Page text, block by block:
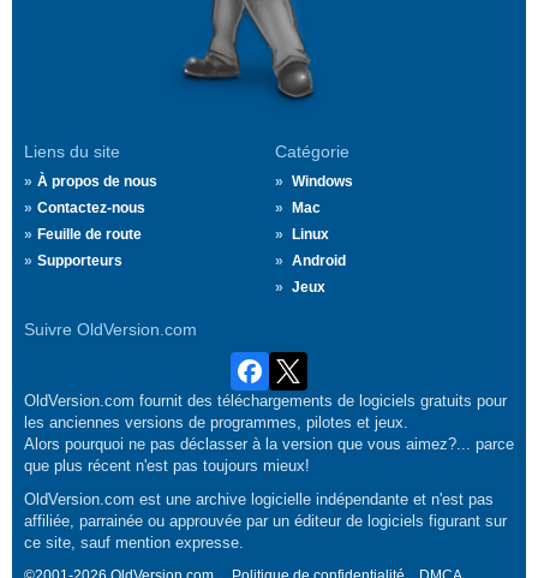
Liens du site
À propos de nous
Contactez-nous
Feuille de route
Supporteurs
Catégorie
Windows
Mac
Linux
Android
Jeux
Suivre OldVersion.com
OldVersion.com fournit des téléchargements de logiciels gratuits pour
les anciennes versions de programmes, pilotes et jeux.
Alors pourquoi ne pas déclasser à la version que vous aimez?... parce
que plus récent n'est pas toujours mieux!
OldVersion.com est une archive logicielle indépendante et n'est pas
affiliée, parrainée ou approuvée par un éditeur de logiciels figurant sur
ce site, sauf mention expresse.